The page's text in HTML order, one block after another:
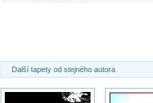
Další tapety od stejného autora